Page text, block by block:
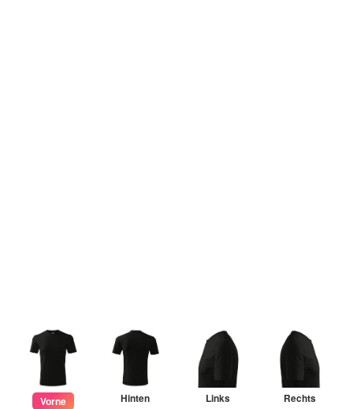
Vorne Hinten Links Rechts